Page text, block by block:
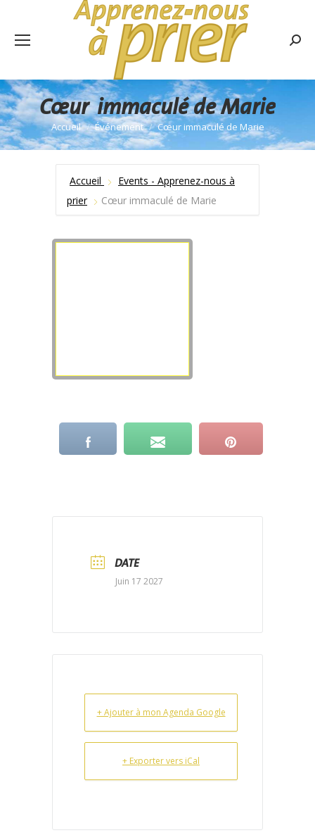
Cœur immaculé de Marie
Vous êtes ici :
Accueil Événement Cœur immaculé de Marie
Accueil
Events - Apprenez-nous à
prier
Cœur immaculé de Marie
DATE
Juin 17 2027
+ Ajouter à mon Agenda Google
+ Exporter vers iCal